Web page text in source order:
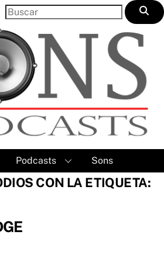
Podcasts Sons
CON LA ETIQUETA: